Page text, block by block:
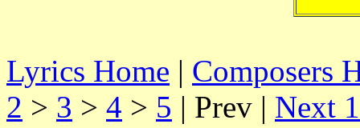
Lyrics Home | Composers
2 > 3 > 4 > 5 | Prev | Next